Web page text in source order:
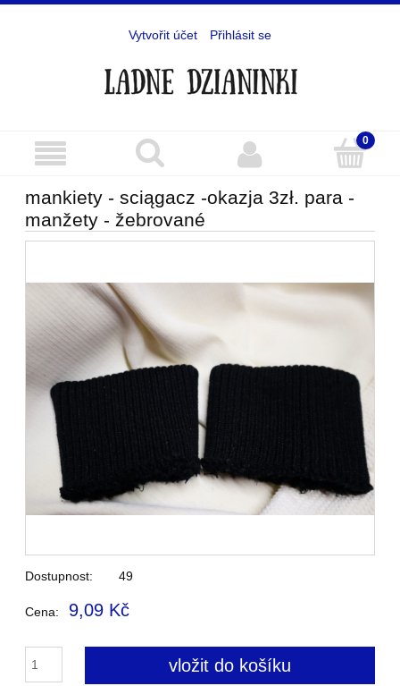
Vytvořit účet Přihlásit se
mankiety - sciągacz -okazja 3zł. para -
manžety - žebrované
Dostupnost: 49
Cena: 9,09 Kč
vložit do košíku